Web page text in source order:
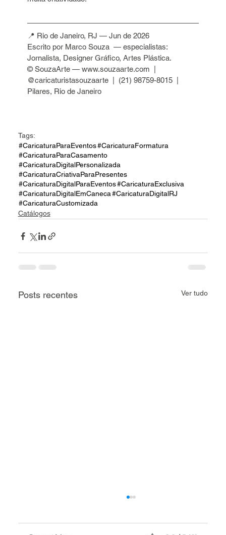
📍 Rio de Janeiro, RJ — Jun de 2026
Escrito por Marco Souza  — especialistas:
Jornalista, Designer Gráfico, Artes Plástica.
© SouzaArte — www.souzaarte.com  |
@caricaturistasouzaarte  |  (21) 98759-8015  |
Pilares, Rio de Janeiro
Tags:
#CaricaturaParaEventos#CaricaturaFormatura
#CaricaturaParaCasamento
#CaricaturaDigitalPersonalizada
#CaricaturaCriativaParaPresentes
#CaricaturaDigitalParaEventos#CaricaturaExclusiva
#CaricaturaDigitalEmCaneca#CaricaturaDigitalRJ
#CaricaturaCustomizada
Catálogos
Posts recentes Ver tudo